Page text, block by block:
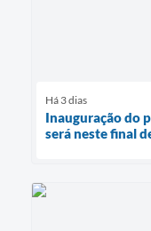
Há 3 dias
Inauguração do
será neste final